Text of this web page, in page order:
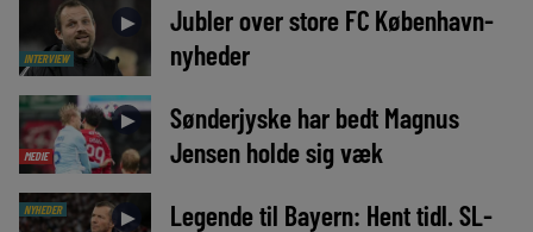
INTERVIEW
►
Jubler over store FC København-
nyheder
MEDIE
►
Sønderjyske har bedt Magnus
Jensen holde sig væk
NYHEDER ►
Legende til Bayern: Hent tidl. SL-